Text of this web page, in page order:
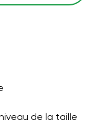
de la taille